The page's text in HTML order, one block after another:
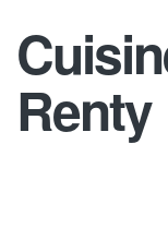
Renty